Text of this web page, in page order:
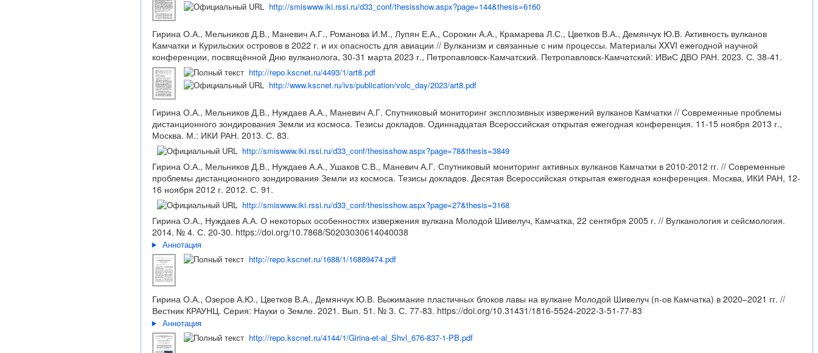
http://smiswww.iki.rssi.ru/d33_conf/thesisshow.aspx?page=144&thesis=6160
Гирина О.А., Мельников Д.В., Маневич А.Г., Романова И.М., Лупян Е.А., Сорокин А.А., Крамарева Л.С., Цветков В.А., Демянчук Ю.В. Активность вулканов
Камчатки и Курильских островов в 2022 г. и их опасность для авиации // Вулканизм и связанные с ним процессы. Материалы XXVI ежегодной научной
конференции, посвящённой Дню вулканолога, 30-31 марта 2023 г., Петропавловск-Камчатский. Петропавловск-Камчатский: ИВиС ДВО РАН. 2023. С. 38-41.
http://repo.kscnet.ru/4493/1/art8.pdf
http://www.kscnet.ru/ivs/publication/volc_day/2023/art8.pdf
Гирина О.А., Мельников Д.В., Нуждаев А.А., Маневич А.Г. Спутниковый мониторинг эксплозивных извержений вулканов Камчатки // Современные проблемы
дистанционного зондирования Земли из космоса. Тезисы докладов. Одиннадцатая Всероссийская открытая ежегодная конференция. 11-15 ноября 2013 г.,
Москва. М.: ИКИ РАН. 2013. С. 83.
http://smiswww.iki.rssi.ru/d33_conf/thesisshow.aspx?page=78&thesis=3849
Гирина О.А., Мельников Д.В., Нуждаев А.А., Ушаков С.В., Маневич А.Г. Спутниковый мониторинг активных вулканов Камчатки в 2010-2012 гг. // Современные
проблемы дистанционного зондирования Земли из космоса. Тезисы докладов. Десятая Всероссийская открытая ежегодная конференция. Москва, ИКИ РАН, 12-
16 ноября 2012 г. 2012. С. 91.
http://smiswww.iki.rssi.ru/d33_conf/thesisshow.aspx?page=27&thesis=3168
Гирина О.А., Нуждаев А.А. О некоторых особенностях извержения вулкана Молодой Шивелуч, Камчатка, 22 сентября 2005 г. // Вулканология и сейсмология.
2014. № 4. С. 20-30. https://doi.org/10.7868/S0203030614040038
Аннотация
http://repo.kscnet.ru/1688/1/16889474.pdf
Гирина О.А., Озеров А.Ю., Цветков В.А., Демянчук Ю.В. Выжимание пластичных блоков лавы на вулкане Молодой Шивелуч (п-ов Камчатка) в 2020–2021 гг. //
Вестник КРАУНЦ. Серия: Науки о Земле. 2021. Вып. 51. № 3. С. 77-83. https://doi.org/10.31431/1816-5524-2022-3-51-77-83
Аннотация
http://repo.kscnet.ru/4144/1/Girina-et-al_Shvl_676-837-1-PB.pdf